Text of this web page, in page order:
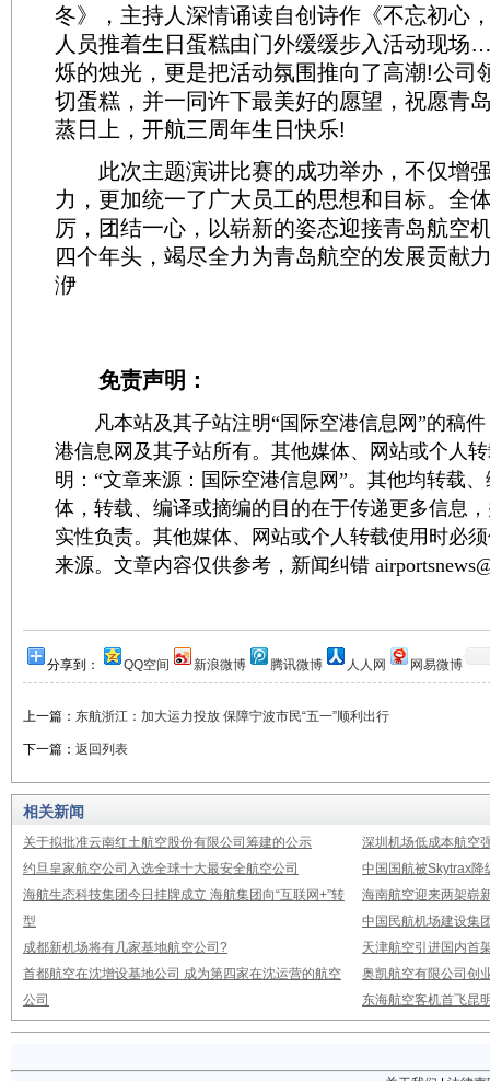
冬》，主持人深情诵读自创诗作《不忘初心
人员推着生日蛋糕由门外缓缓步入活动现
烁的烛光，更是把活动氛围推向了高潮!公司
切蛋糕，并一同许下最美好的愿望，祝愿青
蒸日上，开航三周年生日快乐!
此次主题演讲比赛的成功举办，不仅增
力，更加统一了广大员工的思想和目标。全
厉，团结一心，以崭新的姿态迎接青岛航空
四个年头，竭尽全力为青岛航空的发展贡献
洢
免责声明：
凡本站及其子站注明“国际空港信息网”的稿件
港信息网及其子站所有。其他媒体、网站或个人
明：“文章来源：国际空港信息网”。其他均转载
体，转载、编译或摘编的目的在于传递更多信息
实性负责。其他媒体、网站或个人转载使用时必
来源。文章内容仅供参考，新闻纠错
分享到： QQ空间 新浪微博 腾讯微博 人人网 网易微博
上一篇： 东航浙江：加大运力投放 保障宁波市民“五一”顺利出行
下一篇： 返回列表
相关新闻
关于拟批准云南红土航空股份有限公司筹建的公示
深圳机场低成本航空
约旦皇家航空公司入选全球十大最安全航空公司
中国国航被Skytrax降
海航生态科技集团今日挂牌成立 海航集团向“互联网+”转
型
海南航空迎来两架崭
中国民航机场建设集
成都新机场将有几家基地航空公司?
天津航空引进国内首
首都航空在沈增设基地公司 成为第四家在沈运营的航空
公司
奥凯航空有限公司创
东海航空客机首飞昆